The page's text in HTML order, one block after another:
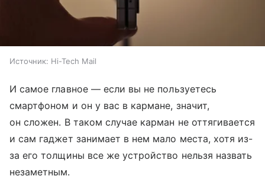
Источник: Hi-Tech Mail
И самое главное — если вы не пользуетесь
смартфоном и он у вас в кармане, значит,
он сложен. В таком случае карман не оттягивается
и сам гаджет занимает в нем мало места, хотя из-
за его толщины все же устройство нельзя назвать
незаметным.